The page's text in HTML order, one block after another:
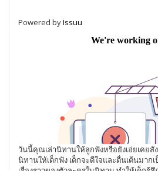
Powered byIssuu
วันนี้คุณเล่านิทานให้ลูกฟังหรือยังเอ่ยเคยสัง
นิทานให้เด็กฟัง เด็กจะดีใจและตื่นเต้นมาก